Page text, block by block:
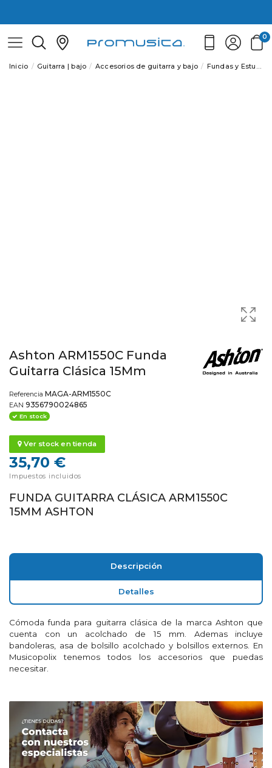
0
Inicio Guitarra | bajo Accesorios de guitarra y bajo Fundas y Estuches
Ashton ARM1550C Funda
Guitarra Clásica 15Mm
Referencia MAGA-ARM1550C
EAN 9356790024865
En stock
Ver stock en tienda
35,70 €
Impuestos incluidos
FUNDA GUITARRA CLÁSICA ARM1550C
15MM ASHTON
Descripción
Detalles
Cómoda funda para guitarra clásica de la marca Ashton que
cuenta con un acolchado de 15 mm. Ademas incluye
bandoleras, asa de bolsillo acolchado y bolsillos externos. En
Musicopolix tenemos todos los accesorios que puedas
necesitar.